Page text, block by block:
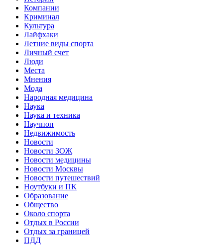
Компании
Криминал
Культура
Лайфхаки
Летние виды спорта
Личный счет
Люди
Места
Мнения
Мода
Народная медицина
Наука
Наука и техника
Научпоп
Недвижимость
Новости
Новости ЗОЖ
Новости медицины
Новости Москвы
Новости путешествий
Ноутбуки и ПК
Образование
Общество
Около спорта
Отдых в России
Отдых за границей
ПДД